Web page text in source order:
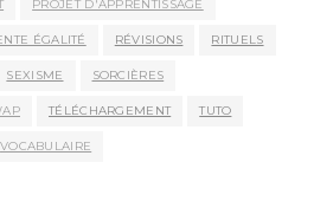
PROJET D'APPRENTISSAGE
ÉGALITÉ RÉVISIONS RITUELS
SEXISME SORCIÈRES
TÉLÉCHARGEMENT TUTO
VOCABULAIRE